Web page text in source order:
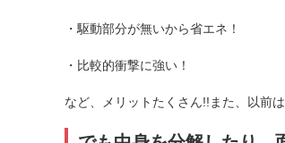
・駆動部分が無いから省エネ！
・比較的衝撃に強い！
など、メリットたくさん!!また、以前